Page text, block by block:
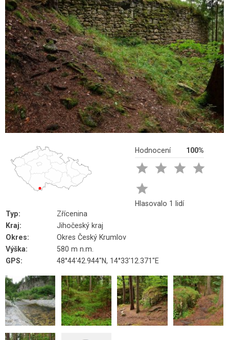
Hodnocení 100%
   

Hlasovalo 1 lidí
Typ:
Zřícenina
Kraj:
Jihočeský kraj
Okres:
Okres Český Krumlov
Výška:
580 m n.m.
GPS:
48°44'42.944"N, 14°33'12.371"E